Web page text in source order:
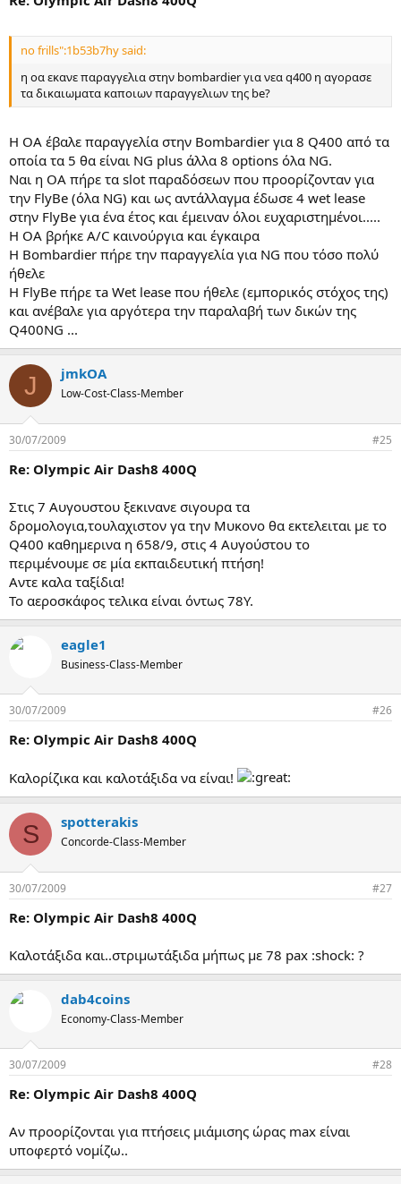
no frills":1b53b7hy said:
η οα εκανε παραγγελια στην bombardier για νεα q400 η αγορασε
τα δικαιωματα καποιων παραγγελιων της be?
H OA έβαλε παραγγελία στην Bombardier για 8 Q400 από τα
οποία τα 5 θα είναι NG plus άλλα 8 options όλα NG.
Ναι η OA πήρε τα slot παραδόσεων που προορίζονταν για
την FlyBe (όλα ΝG) και ως αντάλλαγμα έδωσε 4 wet lease
στην FlyBe για ένα έτος και έμειναν όλοι ευχαριστημένοι.....
Η ΟΑ βρήκε A/C καινούργια και έγκαιρα
Η Βοmbardier πήρε την παραγγελία για NG που τόσο πολύ
ήθελε
Η FlyBe πήρε τa Wet lease που ήθελε (εμπορικός στόχος της)
και ανέβαλε για αργότερα την παραλαβή των δικών της
Q400NG ...
J jmkOA
Low-Cost-Class-Member
30/07/2009 #25
Re: Olympic Air Dash8 400Q
Στις 7 Αυγουστου ξεκινανε σιγουρα τα
δρομολογια,τουλαχιστον γα την Μυκονο θα εκτελειται με το
Q400 καθημερινα η 658/9, στις 4 Αυγούστου το
περιμένουμε σε μία εκπαιδευτική πτήση!
Αντε καλα ταξίδια!
Το αεροσκάφος τελικα είναι όντως 78Υ.
eagle1
Business-Class-Member
30/07/2009 #26
Re: Olympic Air Dash8 400Q
Καλορίζικα και καλοτάξιδα να είναι!
S spotterakis
Concorde-Class-Member
30/07/2009 #27
Re: Olympic Air Dash8 400Q
Καλοτάξιδα και..στριμωτάξιδα μήπως με 78 pax :shock: ?
dab4coins
Economy-Class-Member
30/07/2009 #28
Re: Olympic Air Dash8 400Q
Αν προορίζονται για πτήσεις μιάμισης ώρας max είναι
υποφερτό νομίζω..